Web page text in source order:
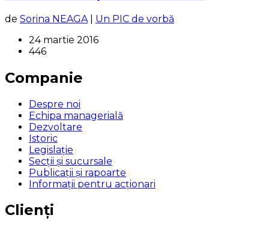
de Sorina NEAGA
Un PIC de vorbă
24 martie 2016
446
Companie
Despre noi
Echipa managerială
Dezvoltare
Istoric
Legislaţie
Secţii şi sucursale
Publicații și rapoarte
Informații pentru acționari
Clienți